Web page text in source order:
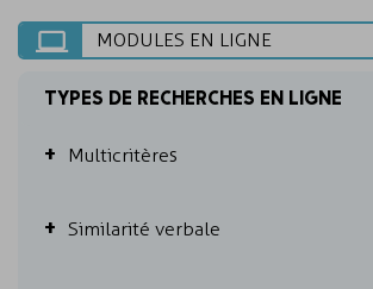
MODULES EN LIGNE
TYPES DE RECHERCHES EN LIGNE
Multicritères
Similarité verbale